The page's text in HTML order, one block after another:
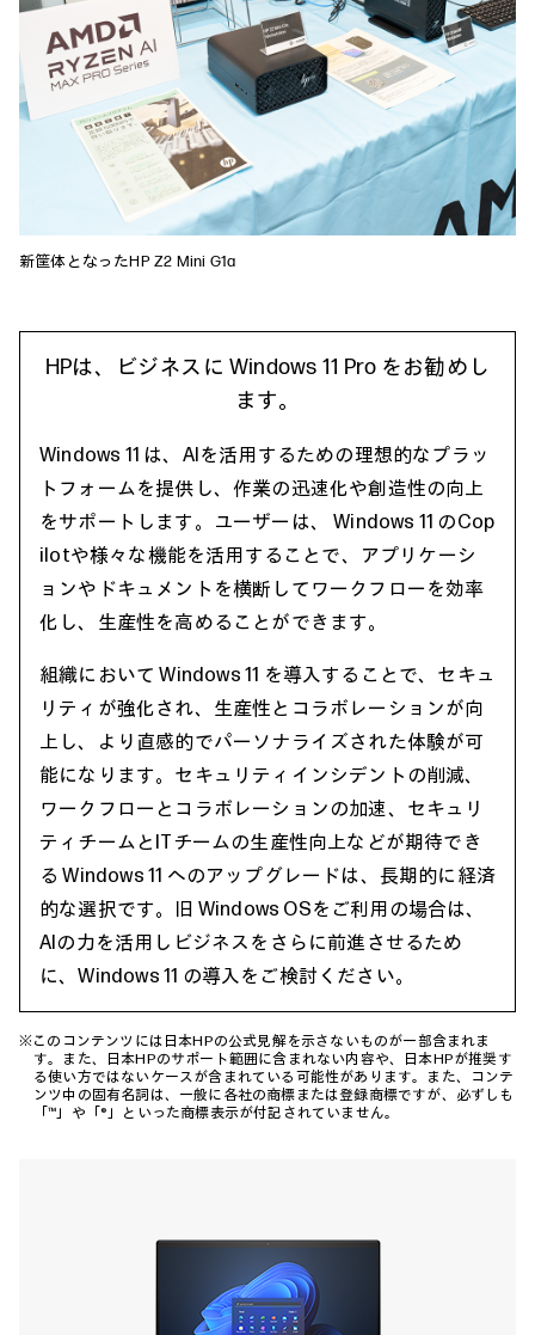
新筐体となったHP Z2 Mini G1a
HPは、ビジネスに Windows 11 Pro をお勧めし
ます。
Windows 11 は、AIを活用するための理想的なプラッ
トフォームを提供し、作業の迅速化や創造性の向上
をサポートします。ユーザーは、 Windows 11 のCop
ilotや様々な機能を活用することで、アプリケーシ
ョンやドキュメントを横断してワークフローを効率
化し、生産性を高めることができます。
組織において Windows 11 を導入することで、セキュ
リティが強化され、生産性とコラボレーションが向
上し、より直感的でパーソナライズされた体験が可
能になります。セキュリティインシデントの削減、
ワークフローとコラボレーションの加速、セキュリ
ティチームとITチームの生産性向上などが期待でき
る Windows 11 へのアップグレードは、長期的に経済
的な選択です。旧 Windows OSをご利用の場合は、
AIの力を活用しビジネスをさらに前進させるため
に、Windows 11 の導入をご検討ください。
※このコンテンツには日本HPの公式見解を示さないものが一部含まれま
す。また、日本HPのサポート範囲に含まれない内容や、日本HPが推奨す
る使い方ではないケースが含まれている可能性があります。また、コンテ
ンツ中の固有名詞は、一般に各社の商標または登録商標ですが、必ずしも
「™」や「®」といった商標表示が付記されていません。